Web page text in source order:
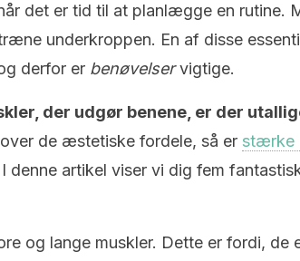
det er tid til at planlægge en rutine.
underkroppen. En af disse
derfor er benøvelservigtige.
der udgør benene, er der
de æstetiske fordele, så er stærke
denne artikel viser vi dig fem
og lange muskler. Dette er fordi, de